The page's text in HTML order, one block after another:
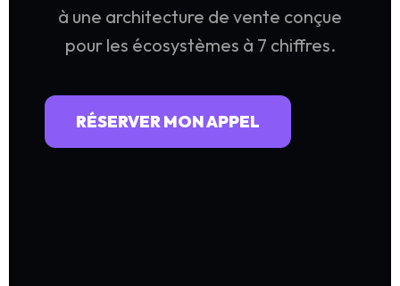
à une architecture de vente conçue
pour les écosystèmes à 7 chiffres.
RÉSERVER MON APPEL